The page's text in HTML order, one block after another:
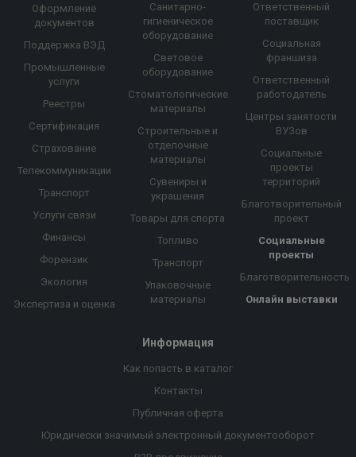
Оформление
документов
Поддержка ВЭД
Промышленные
услуги
Реестры
Сертификация
Страхование
Телекоммуникации
Транспорт
Услуги связи
Финансы
Форензик
Экология
Экспертиза и оценка
Санитарно-
гигиеническое
оборудование
Световое
оборудование
Стоматологические
материалы
Строительные и
отделочные
материалы
Сувениры и
украшения
Товары для спорта
Топливо
Транспорт
Упаковочные
материалы
Ответственный
поставщик
Социальная
франшиза
Ответственный
работодатель
Центры занятости
ВУЗов
Социальные
проекты
территорий
Благотворительный
проект
Социальные
проекты
Благотворительность
Онлайн выставки
Информация
Как попасть в каталог
Контакты
Публичная оферта
Юридически значимый электронный документооборот